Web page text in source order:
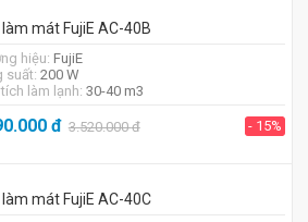
làm mát FujiE AC-40B
hiệu: FujiE
suất: 200 W
làm lạnh: 30-40 m3
đ 3.520.000đ - 15%
làm mát FujiE AC-40C